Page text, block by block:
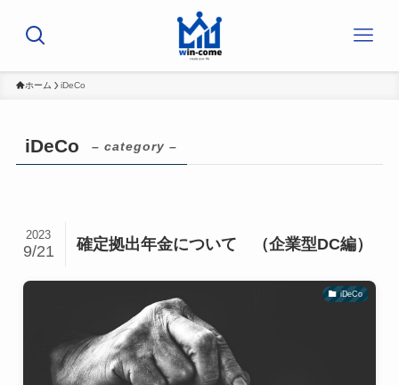
ホーム iDeCo
iDeCo – category –
確定拠出年金について （企業型DC編）
2023
9/21
iDeCo